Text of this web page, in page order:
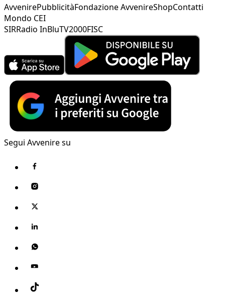
AvvenirePubblicitàFondazione AvvenireShopContatti
Mondo CEI
SIRRadio InBluTV2000FISC
Segui Avvenire su